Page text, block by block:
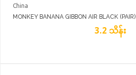
China
MONKEY BANANA GIBBON AIR BLACK (PAIR)
3.2 သိန်း